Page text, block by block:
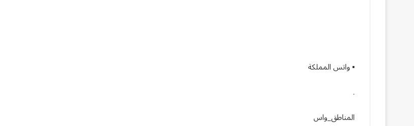
▪︎ واتس المملكة
.
المناطق_واس